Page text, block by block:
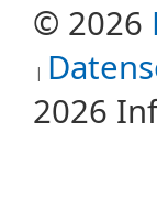
© 2026
2026